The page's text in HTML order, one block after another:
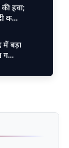
हवा;
क…
में बड़ा
ग…